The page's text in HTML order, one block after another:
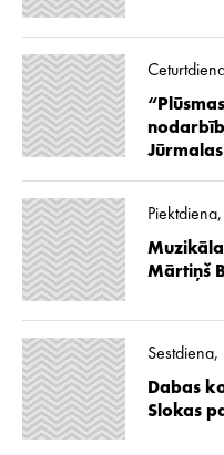
Mārtiņš
Sestdiena,
Dabas
Slokas